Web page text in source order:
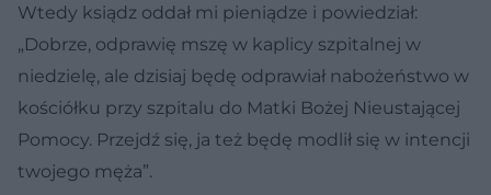
Wtedy ksiądz oddał mi pieniądze i powiedział:
„Dobrze, odprawię mszę w kaplicy szpitalnej w
niedzielę, ale dzisiaj będę odprawiał nabożeństwo w
kościółku przy szpitalu do Matki Bożej Nieustającej
Pomocy. Przejdź się, ja też będę modlił się w intencji
twojego męża”.